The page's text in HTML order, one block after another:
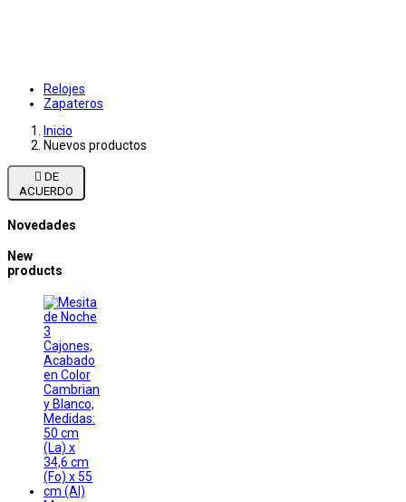
Relojes
Zapateros
Inicio
Nuevos productos

ACUERDO
Novedades
New
products